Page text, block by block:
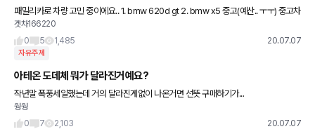
패밀리카로 차량 고민 중이에요.. 1. bmw 620d gt 2. bmw x5 중고(예산.. ㅜㅜ) 중고차
로 x5 괜찮을까요..???
겟차166220
0
5 1,485 20.07.07
자유주제
아테온 도데체 뭐가 달라진거예요?
작년말 폭풍세일했는데 거의 달라진게없이 나온거면 선뜻 구매하기가...
웡웡
0
7 2,103 20.07.07